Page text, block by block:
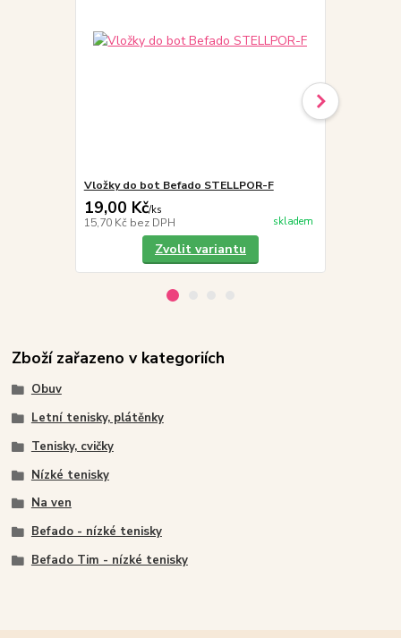
Vložky do bot Befado STELLPOR-F
19,00 Kč/ks
15,70 Kč bez DPH skladem
Zvolit variantu
Zboží zařazeno v kategoriích
Obuv
Letní tenisky, plátěnky
Tenisky, cvičky
Nízké tenisky
Na ven
Befado - nízké tenisky
Befado Tim - nízké tenisky